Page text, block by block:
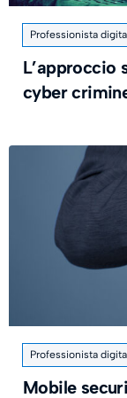
Professionista
L’approccio
cyber
Professionista
Mobile